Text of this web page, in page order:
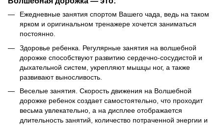
Ежедневные занятия спортом Вашего чада, ведь на таком
ярком и оригинальном тренажере хочется заниматься
постоянно.
Здоровье ребенка. Регулярные занятия на волшебной
дорожке способствуют развитию сердечно-сосудистой и
дыхательной систем, укрепляют мышцы ног, а также
развивают выносливость.
Веселые занятия. Скорость движения на Волшебной
дорожке ребенок создает самостоятельно, что проходит
весьма увлекательно, а на дисплее отображается
длительность занятий, количество потраченной энергии и